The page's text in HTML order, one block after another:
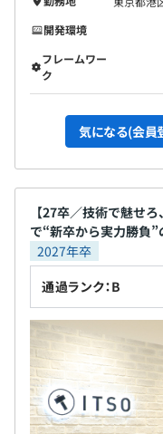
開発環境
フレームワー
ク
気になる(会員
【27卒／技術で魅せ
で“新卒から実力勝負
2027年卒
通過ランク：B